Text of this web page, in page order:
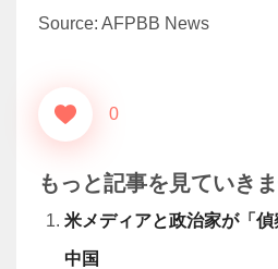
Source: AFPBB News
0
もっと記事を見ていき
米メディアと政治家が「
中国